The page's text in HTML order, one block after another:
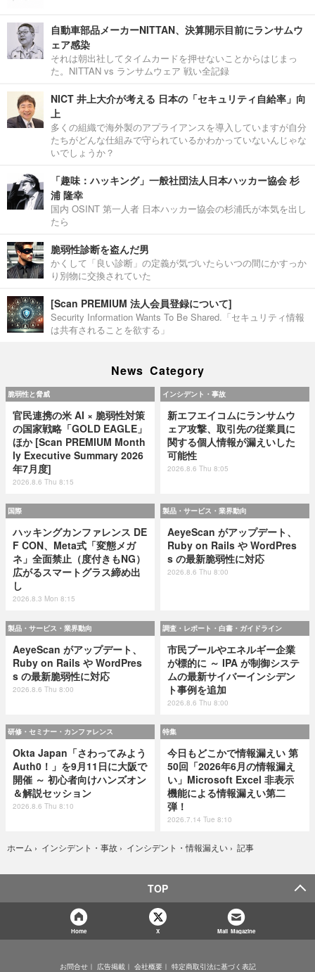
自動車部品メーカーNITTAN、決算開示目前にランサムウ
ェア感染
それは朝出社してタイムカードを押せないことからはじまっ
た。NITTAN vs ランサムウェア 戦い全記録
NICT 井上大介が考える 日本の「セキュリティ自給率」向
上
多くの組織で海外製のアプライアンスを導入していますが自分
たちがどんな仕組みで守られているかわかっていないんじゃな
いでしょうか？
「趣味：ハッキング」一般社団法人日本ハッカー協会 杉
浦 隆幸
国内 OSINT 第一人者 日本ハッカー協会の杉浦氏が本気を出し
たら
脆弱性診断を盗んだ男
かくして「良い診断」の定義が気づいたらいつの間にかすっか
り別物に交換されていた
[Scan PREMIUM 法人会員登録について]
Security Information Wants To Be Shared.「セキュリティ情報
は共有されることを欲する」
News Category
脆弱性と脅威
官民連携の米 AI × 脆弱性対策
の国家戦略「GOLD EAGLE」
ほか [Scan PREMIUM Month
ly Executive Summary 2026
年7月度]
2026.8.6 Thu 8:15
インシデント・事故
新エフエイコムにランサムウ
ェア攻撃、取引先の従業員に
関する個人情報が漏えいした
可能性
2026.8.6 Thu 8:05
国際
ハッキングカンファレンス DE
F CON、Meta式「変態メガ
ネ」全面禁止（度付きもNG）
広がるスマートグラス締め出
し
2026.8.3 Mon 8:15
製品・サービス・業界動向
AeyeScan がアップデート、
Ruby on Rails や WordPres
s の最新脆弱性に対応
2026.8.6 Thu 8:00
製品・サービス・業界動向
AeyeScan がアップデート、
Ruby on Rails や WordPres
s の最新脆弱性に対応
2026.8.6 Thu 8:00
調査・レポート・白書・ガイドライン
市民プールやエネルギー企業
が標的に ～ IPA が制御システ
ムの最新サイバーインシデン
ト事例を追加
2026.8.6 Thu 8:00
研修・セミナー・カンファレンス
Okta Japan「さわってみよう
Auth0！」を9月11日に大阪で
開催 ～ 初心者向けハンズオン
＆解説セッション
2026.8.6 Thu 8:10
特集
今日もどこかで情報漏えい 第
50回「2026年6月の情報漏え
い」Microsoft Excel 非表示
機能による情報漏えい第二
弾！
2026.7.14 Tue 8:10
ホーム › インシデント・事故 › インシデント・情報漏えい › 記事
TOP
Home X Mail Magazine
お問合せ 広告掲載 会社概要 特定商取引法に基づく表記